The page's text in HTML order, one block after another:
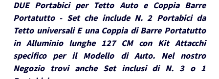
DUE Portabici per Tetto Auto e Coppia Barre
Portatutto - Set che include N. 2 Portabici da
Tetto universali E una Coppia di Barre Portatutto
in Alluminio lunghe 127 CM con Kit Attacchi
specifico per il Modello di Auto. Nel nostro
Negozio trovi anche Set inclusi di N. 3 o 1